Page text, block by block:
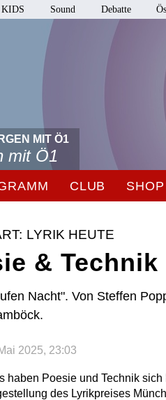
KIDS Sound Debatte
MIT Ö1
mit Ö1
CLUB SHOP
LYRIK HEUTE
& Technik
Nacht". Von Steffen
2025, 23:03
haben Poesie und Technik
des Lyrikpreises